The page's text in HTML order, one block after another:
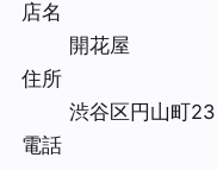
店名
開花屋
住所
渋谷区円山町
電話